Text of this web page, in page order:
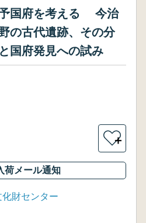
国府を考える 今治
の古代遺跡、その分
国府発見への試み
＋
荷メール通知
財センター